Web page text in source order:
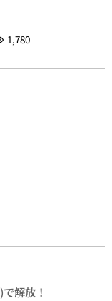
1,780
解放！